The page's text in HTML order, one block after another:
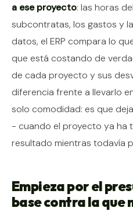
a ese proyecto: las horas
subcontratas, los gastos y
datos, el ERP compara lo
que está costando de
de cada proyecto y sus
diferencia frente a llevarlo
solo comodidad: es que
- cuando el proyecto ya ha
resultado mientras todavía
Empieza por el
base contra la que